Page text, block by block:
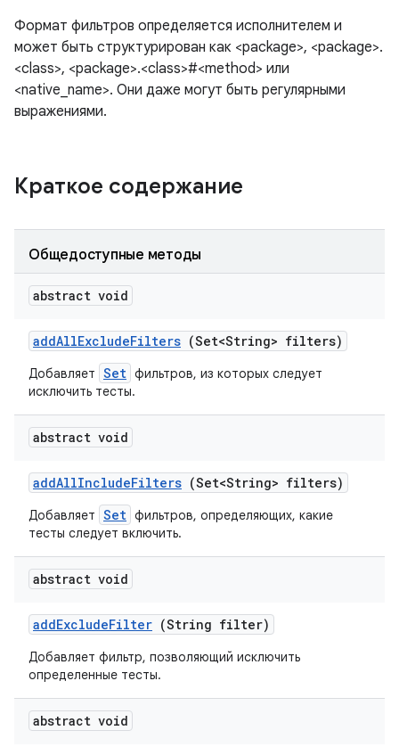
Формат фильтров определяется исполнителем и
может быть структурирован как <package>, <package>.
<class>, <package>.<class>#<method> или
<native_name>. Они даже могут быть регулярными
выражениями.
Краткое содержание
Общедоступные методы
abstract void
addAllExcludeFilters (Set<String> filters)
Добавляет Set фильтров, из которых следует
исключить тесты.
abstract void
addAllIncludeFilters (Set<String> filters)
Добавляет Set фильтров, определяющих, какие
тесты следует включить.
abstract void
addExcludeFilter (String filter)
Добавляет фильтр, позволяющий исключить
определенные тесты.
abstract void